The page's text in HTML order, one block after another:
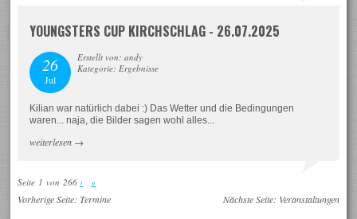
YOUNGSTERS CUP KIRCHSCHLAG - 26.07.2025
26
Jul
Erstellt von: andy
Kategorie: Ergebnisse
Kilian war natürlich dabei :) Das Wetter und die Bedingungen
waren... naja, die Bilder sagen wohl alles...
weiterlesen →
Seite 1 von 266 › »
Vorherige Seite:Termine Nächste Seite: Veranstaltungen